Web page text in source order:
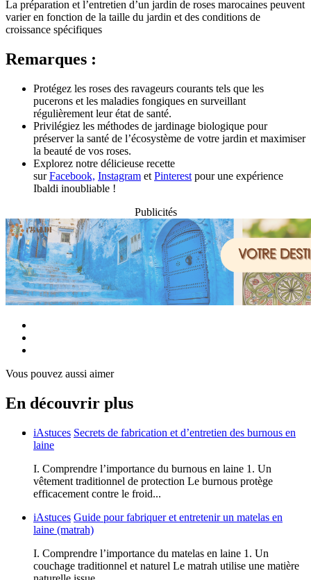
La préparation et l’entretien d’un jardin de roses marocaines peuvent
varier en fonction de la taille du jardin et des conditions de
croissance spécifiques
Remarques :
Protégez les roses des ravageurs courants tels que les
pucerons et les maladies fongiques en surveillant
régulièrement leur état de santé.
Privilégiez les méthodes de jardinage biologique pour
préserver la santé de l’écosystème de votre jardin et maximiser
la beauté de vos roses.
Explorez notre délicieuse recette
surFacebook, Instagram et Pinterest pour une expérience
Ibaldi inoubliable !
Publicités
Vous pouvez aussi aimer
En découvrir plus
iAstuces Secrets de fabrication et d’entretien des burnous en
laine
I. Comprendre l’importance du burnous en laine 1. Un
vêtement traditionnel de protection Le burnous protège
efficacement contre le froid...
iAstuces Guide pour fabriquer et entretenir un matelas en
laine (matrah)
I. Comprendre l’importance du matelas en laine 1. Un
couchage traditionnel et naturel Le matrah utilise une matière